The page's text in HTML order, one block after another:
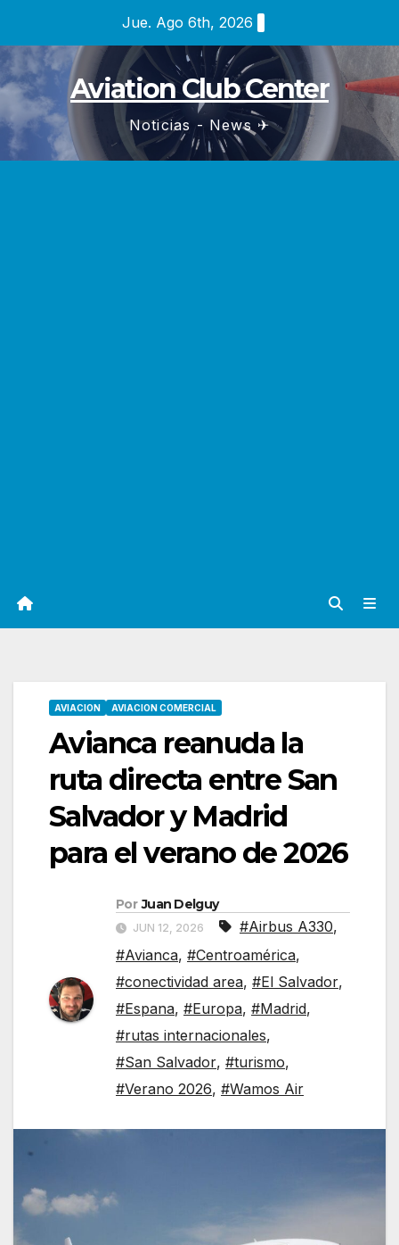
contenido
Jue. Ago 6th, 2026
Aviation Club Center
Noticias - News ✈
AVIACION AVIACION COMERCIAL
Avianca reanuda la
ruta directa entre San
Salvador y Madrid
para el verano de 2026
Por Juan Delguy
JUN 12, 2026 #Airbus A330,
#Avianca, #Centroamérica,
#conectividad area, #El Salvador,
#Espana, #Europa, #Madrid,
#rutas internacionales,
#San Salvador, #turismo,
#Verano 2026, #Wamos Air